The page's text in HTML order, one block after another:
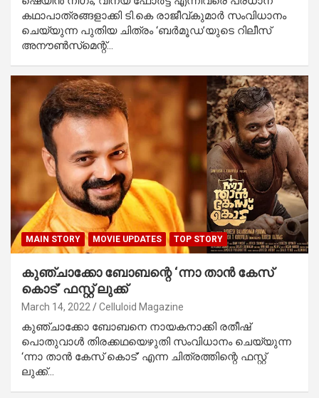
കഥാപാത്രങ്ങളാക്കി ടി.കെ രാജീവ്കുമാര്‍ സംവിധാനം
ചെയ്യുന്ന പുതിയ ചിത്രം ‘ബര്‍മൂഡ’യുടെ റിലീസ്
അനൗണ്‍സ്‌മെന്റ്…
MAIN STORY MOVIE UPDATES TOP STORY
കുഞ്ചാക്കോ ബോബന്റെ ‘ന്നാ താന്‍ കേസ്
കൊട്’ ഫസ്റ്റ് ലുക്ക്
March 14, 2022 Celluloid Magazine
കുഞ്ചാക്കോ ബോബനെ നായകനാക്കി രതീഷ്
പൊതുവാള്‍ തിരക്കഥയെഴുതി സംവിധാനം ചെയ്യുന്ന
‘ന്നാ താന്‍ കേസ് കൊട്’ എന്ന ചിത്രത്തിന്റെ ഫസ്റ്റ്
ലുക്ക്…